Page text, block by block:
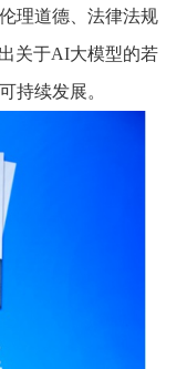
理道德、法律法规
关于AI大模型的若
持续发展。